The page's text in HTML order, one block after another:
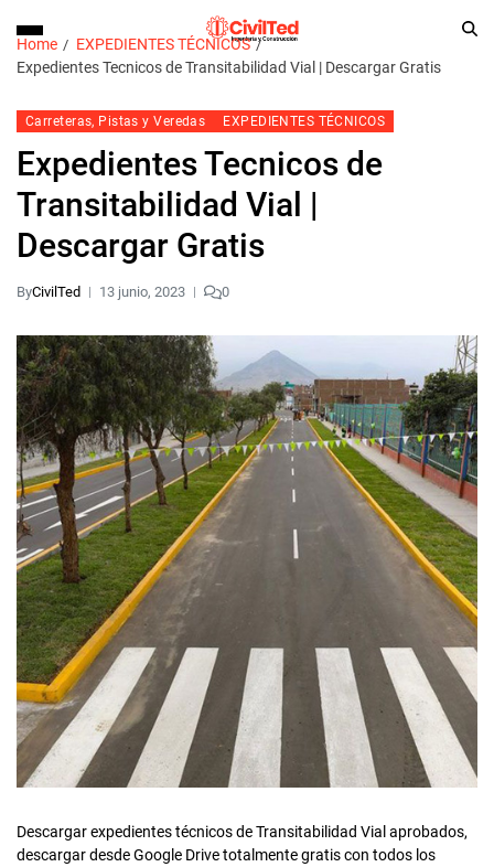
Home
EXPEDIENTES TÉCNICOS
Expedientes Tecnicos de Transitabilidad Vial | Descargar Gratis
Carreteras, Pistas y Veredas EXPEDIENTES TÉCNICOS
Expedientes Tecnicos de
Transitabilidad Vial |
Descargar Gratis
ByCivilTed 13 junio, 2023 0
Descargar expedientes técnicos de Transitabilidad Vial aprobados,
descargar desde Google Drive totalmente gratis con todos los